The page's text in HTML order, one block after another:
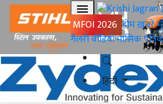
MFOI 2026 होमख़बरें
गैलरीवीडियोमासिक
हिंदी